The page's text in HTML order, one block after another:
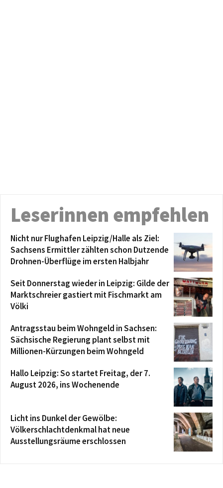
Leserinnen empfehlen
Nicht nur Flughafen Leipzig/Halle als Ziel:
Sachsens Ermittler zählten schon Dutzende
Drohnen-Überflüge im ersten Halbjahr
Seit Donnerstag wieder in Leipzig: Gilde der
Marktschreier gastiert mit Fischmarkt am
Völki
Antragsstau beim Wohngeld in Sachsen:
Sächsische Regierung plant selbst mit
Millionen-Kürzungen beim Wohngeld
Hallo Leipzig: So startet Freitag, der 7.
August 2026, ins Wochenende
Licht ins Dunkel der Gewölbe:
Völkerschlachtdenkmal hat neue
Ausstellungsräume erschlossen